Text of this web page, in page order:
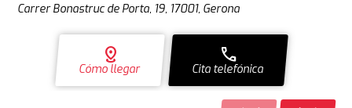
Carrer Bonastruc de Porta, 19, 17001, Gerona
distance
Cómo llegar
call
Cita telefónica